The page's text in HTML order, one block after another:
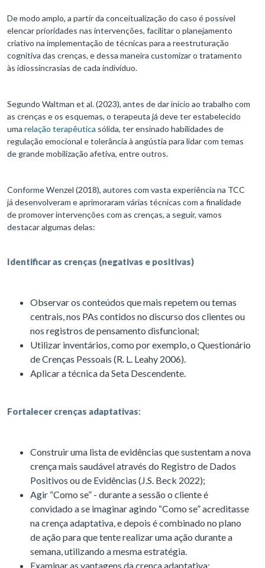
De modo amplo, a partir da conceitualização do caso é possível
elencar prioridades nas intervenções, facilitar o planejamento
criativo na implementação de técnicas para a reestruturação
cognitiva das crenças, e dessa maneira customizar o tratamento
às idiossincrasias de cada indivíduo.
Segundo Waltman et al. (2023), antes de dar início ao trabalho com
as crenças e os esquemas, o terapeuta já deve ter estabelecido
uma relação terapêutica sólida, ter ensinado habilidades de
regulação emocional e tolerância à angústia para lidar com temas
de grande mobilização afetiva, entre outros.
Conforme Wenzel (2018), autores com vasta experiência na TCC
já desenvolveram e aprimoraram várias técnicas com a finalidade
de promover intervenções com as crenças, a seguir, vamos
destacar algumas delas:
Identificar as crenças (negativas e positivas)
Observar os conteúdos que mais repetem ou temas
centrais, nos PAs contidos no discurso dos clientes ou
nos registros de pensamento disfuncional;
Utilizar inventários, como por exemplo, o Questionário
de Crenças Pessoais (R. L. Leahy 2006).
Aplicar a técnica da Seta Descendente.
Fortalecer crenças adaptativas:
Construir uma lista de evidências que sustentam a nova
crença mais saudável através do Registro de Dados
Positivos ou de Evidências (J.S. Beck 2022);
Agir “Como se” - durante a sessão o cliente é
convidado a se imaginar agindo “Como se” acreditasse
na crença adaptativa, e depois é combinado no plano
de ação para que tente realizar uma ação durante a
semana, utilizando a mesma estratégia.
Examinar as vantagens da crença adaptativa;